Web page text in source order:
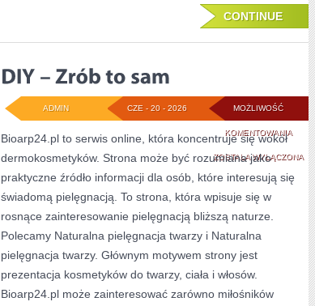
CONTINUE
MOŻLIWOŚĆ
KOMENTOWANIADIY
–
ZRÓB
SAM
ZOSTAŁA WYŁĄCZONA
CZE - 20 - 2026
ADMIN
Bioarp24.pl to serwis online, która koncentruje się wokół
dermokosmetyków. Strona może być rozumiana jako
praktyczne źródło informacji dla osób, które interesują się
świadomą pielęgnacją. To strona, która wpisuje się w
rosnące zainteresowanie pielęgnacją bliższą naturze.
Polecamy Naturalna pielęgnacja twarzy i Naturalna
pielęgnacja twarzy. Głównym motywem strony jest
prezentacja kosmetyków do twarzy, ciała i włosów.
Bioarp24.pl może zainteresować zarówno miłośników